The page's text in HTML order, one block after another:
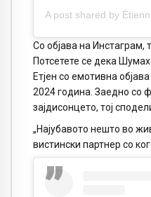
Со објава на Инстаграм,
Потсетете се дека
Етјен со емотивна
2024 година. Заедно со
зајдисонцето, тој
„Најубавото нешто во
вистински партнер со